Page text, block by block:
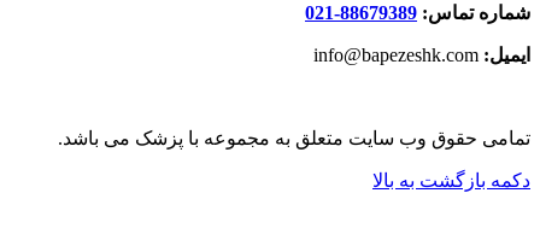
شماره تماس: 88679389-021
ایمیل:
تمامی حقوق وب سایت متعلق به مجموعه با پزشک می باشد.
دکمه بازگشت به بالا